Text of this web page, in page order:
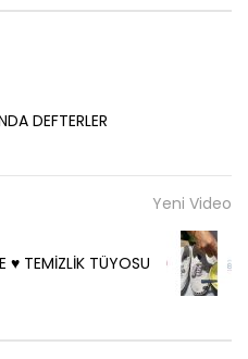
DEFTERLER
Yeni Video
♥️ TEMİZLİK TÜYOSU